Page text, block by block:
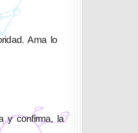
Ama lo
y confirma, la